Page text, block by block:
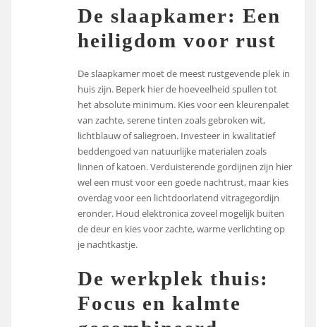
De slaapkamer: Een
heiligdom voor rust
De slaapkamer moet de meest rustgevende plek in
huis zijn. Beperk hier de hoeveelheid spullen tot
het absolute minimum. Kies voor een kleurenpalet
van zachte, serene tinten zoals gebroken wit,
lichtblauw of saliegroen. Investeer in kwalitatief
beddengoed van natuurlijke materialen zoals
linnen of katoen. Verduisterende gordijnen zijn hier
wel een must voor een goede nachtrust, maar kies
overdag voor een lichtdoorlatend vitragegordijn
eronder. Houd elektronica zoveel mogelijk buiten
de deur en kies voor zachte, warme verlichting op
je nachtkastje.
De werkplek thuis:
Focus en kalmte